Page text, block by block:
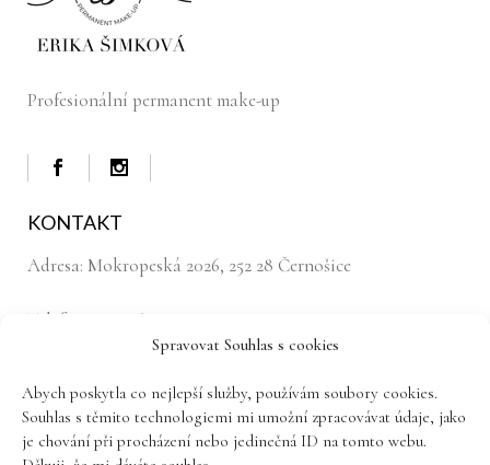
Spravovat Souhlas s cookies
Abych poskytla co nejlepší služby, používám soubory cookies.
Souhlas s těmito technologiemi mi umožní zpracovávat údaje, jako
je chování při procházení nebo jedinečná ID na tomto webu.
Profesionální permanent make-up
KONTAKT
Adresa: Mokropeská 2026, 252 28 Černošice
Telefon: 777 186 594
PŘIHLAŠTE SE K ODBĚRU NOVINEK